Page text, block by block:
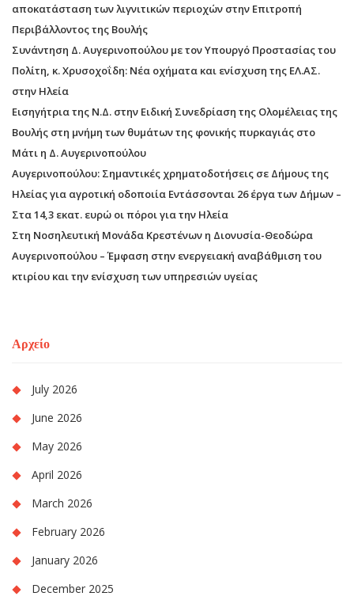
αποκατάσταση των λιγνιτικών περιοχών στην Επιτροπή
Περιβάλλοντος της Βουλής
Συνάντηση Δ. Αυγερινοπούλου με τον Υπουργό Προστασίας του
Πολίτη, κ. Χρυσοχοΐδη: Νέα οχήματα και ενίσχυση της ΕΛ.ΑΣ.
στην Ηλεία
Εισηγήτρια της Ν.Δ. στην Ειδική Συνεδρίαση της Ολομέλειας της
Βουλής στη μνήμη των θυμάτων της φονικής πυρκαγιάς στο
Μάτι η Δ. Αυγερινοπούλου
Αυγερινοπούλου: Σημαντικές χρηματοδοτήσεις σε Δήμους της
Ηλείας για αγροτική οδοποιία Εντάσσονται 26 έργα των Δήμων –
Στα 14,3 εκατ. ευρώ οι πόροι για την Ηλεία
Στη Νοσηλευτική Μονάδα Κρεστένων η Διονυσία-Θεοδώρα
Αυγερινοπούλου – Έμφαση στην ενεργειακή αναβάθμιση του
κτιρίου και την ενίσχυση των υπηρεσιών υγείας
Αρχείο
July 2026
June 2026
May 2026
April 2026
March 2026
February 2026
January 2026
December 2025